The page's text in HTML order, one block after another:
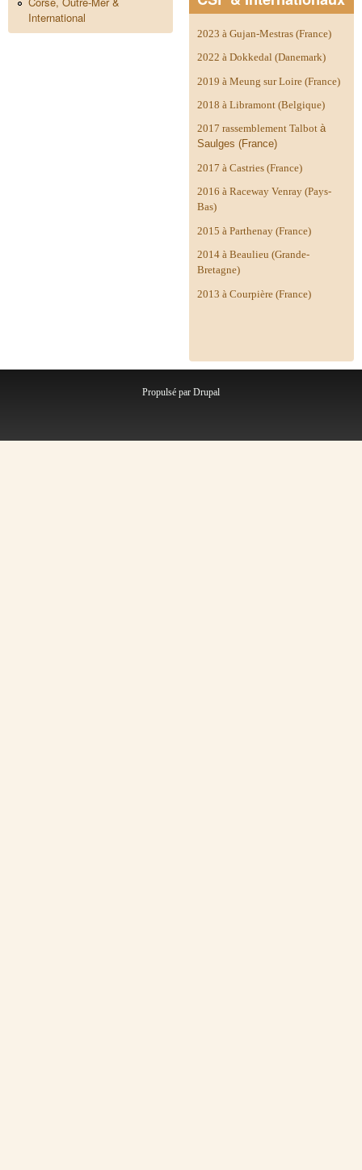
International
2023 à Gujan-Mestras (France)
2022 à Dokkedal (Danemark)
2019 à Meung sur Loire (France)
2018 à Libramont (Belgique)
2017 rassemblement Talbot à
Saulges (France)
2017 à Castries (France)
2016 à Raceway Venray (Pays-
Bas)
2015 à Parthenay (France)
2014 à Beaulieu (Grande-
Bretagne)
2013 à Courpière (France)
Propulsé par Drupal